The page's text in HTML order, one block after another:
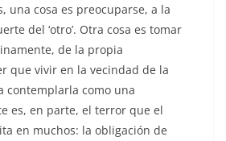
una cosa es preocuparse, a la
del ‘otro’. Otra cosa es tomar
de la propia
que vivir en la vecindad de la
contemplarla como una
es, en parte, el terror que el
en muchos: la obligación de